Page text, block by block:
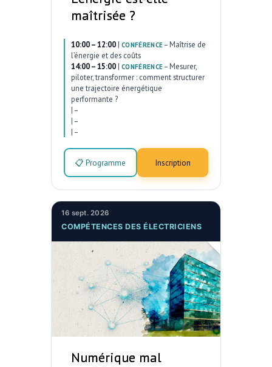
maîtrisée ?
10:00 – 12:00 | CONFÉRENCE – Maîtrise de
l’énergie et des coûts
14:00 – 15:00 | CONFÉRENCE – Mesurer,
piloter, transformer : comment structurer
une trajectoire énergétique
performante ?
| –
| –
| –
📋 Programme Inscription
16 sept. 2026
COMPÉTENCES DES ÉLECTRICIENS
Numérique mal